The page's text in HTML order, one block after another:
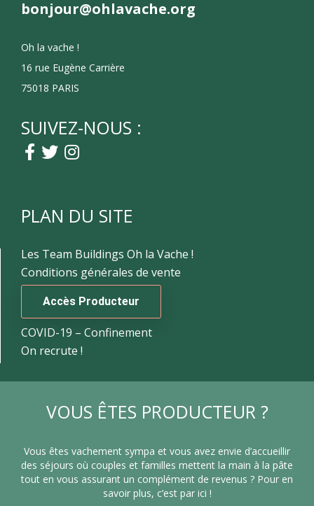
bonjour@ohlavache.org
Oh la vache !
16 rue Eugène Carrière
75018 PARIS
SUIVEZ-NOUS :
PLAN DU SITE
Les Team Buildings Oh la Vache !
Conditions générales de vente
Accès Producteur
COVID-19 – Confinement
On recrute !
VOUS ÊTES PRODUCTEUR ?
Vous êtes vachement sympa et vous avez envie d’accueillir
des séjours où couples et familles mettent la main à la pâte
tout en vous assurant un complément de revenus ? Pour en
savoir plus, c’est par ici !